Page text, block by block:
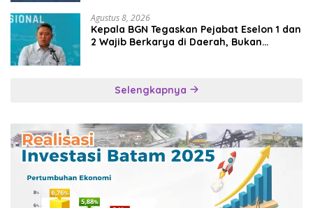
Agustus 8, 2026
Kepala BGN Tegaskan Pejabat Eselon 1 dan
2 Wajib Berkarya di Daerah, Bukan
Selengkapnya